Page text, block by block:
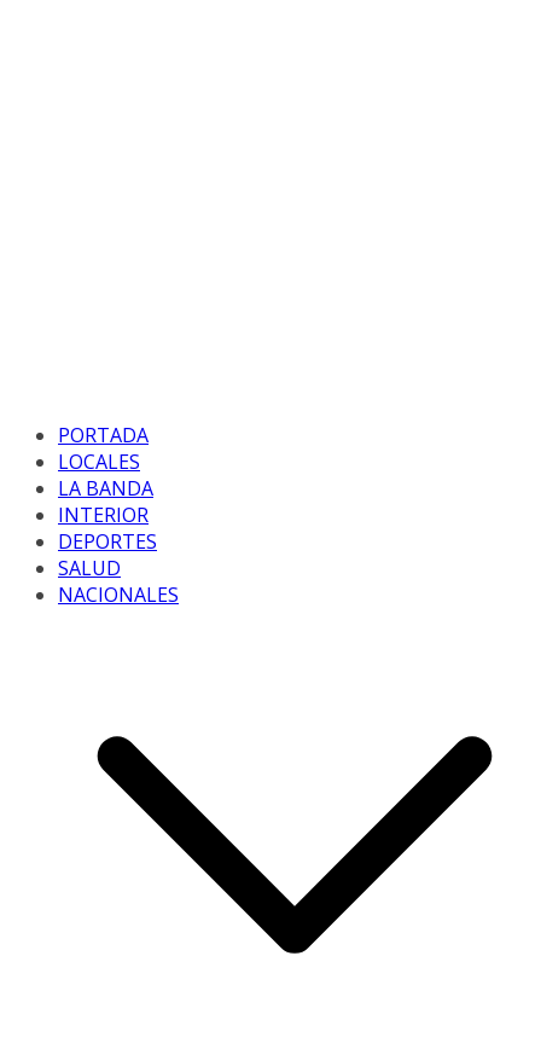
PORTADA
LOCALES
LA BANDA
INTERIOR
DEPORTES
SALUD
NACIONALES